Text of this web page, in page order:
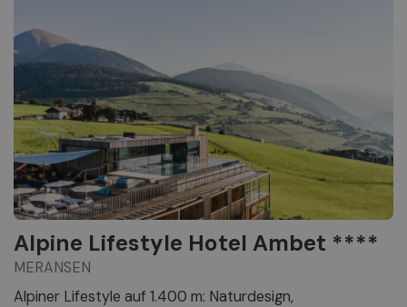
Alpine Lifestyle Hotel Ambet ****
MERANSEN
Alpiner Lifestyle auf 1.400 m: Naturdesign,